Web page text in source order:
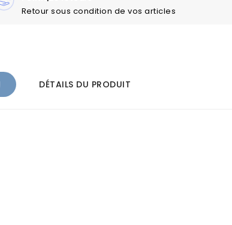
Retour sous condition de vos articles
DÉTAILS DU PRODUIT